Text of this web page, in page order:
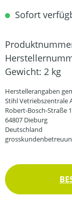
Sofort
Gewicht: 2 kg
Herstellerangaben
Stihl Vetriebszentrale
Robert-Bosch-Straße
64807 Dieburg
Deutschland